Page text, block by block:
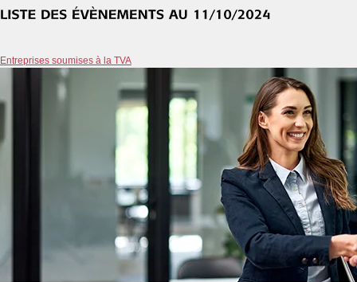
Entreprises soumises à la TVA